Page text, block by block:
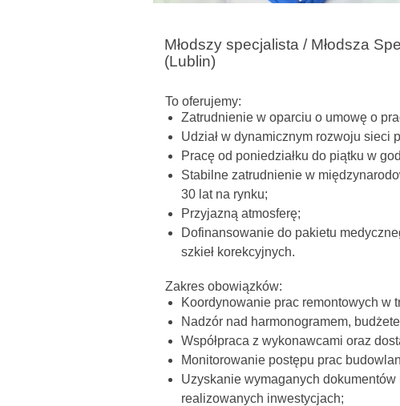
Młodszy specjalista / Młodsza
(Lublin)
To oferujemy:
Zatrudnienie w oparciu o umowę o
Udział w dynamicznym rozwoju sieci
Pracę od poniedziałku do piątku w
Stabilne zatrudnienie w
30 lat na rynku;
Przyjazną atmosferę;
Dofinansowanie do pakietu
szkieł korekcyjnych.
Zakres obowiązków:
Koordynowanie prac remontowych w
Nadzór nad harmonogramem,
Współpraca z wykonawcami oraz
Monitorowanie postępu prac
Uzyskanie wymaganych
realizowanych inwestycjach;